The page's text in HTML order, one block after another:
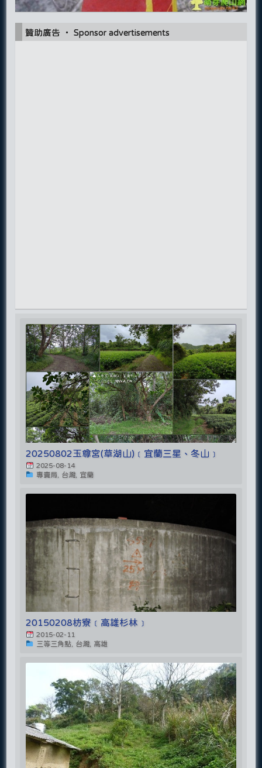
贊助廣告 ‧ Sponsor advertisements
20250802玉尊宮(草湖山)﹝宜蘭三星、冬山﹞
2025-08-14
專賣局, 台灣, 宜蘭
20150208枋寮﹝高雄杉林﹞
2015-02-11
三等三角點, 台灣, 高雄